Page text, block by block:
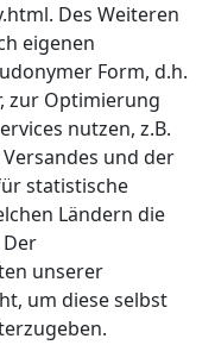
Des Weiteren
eigenen
Form, d.h.
zur Optimierung
nutzen, z.B.
und der
statistische
Ländern die
unserer
um diese selbst